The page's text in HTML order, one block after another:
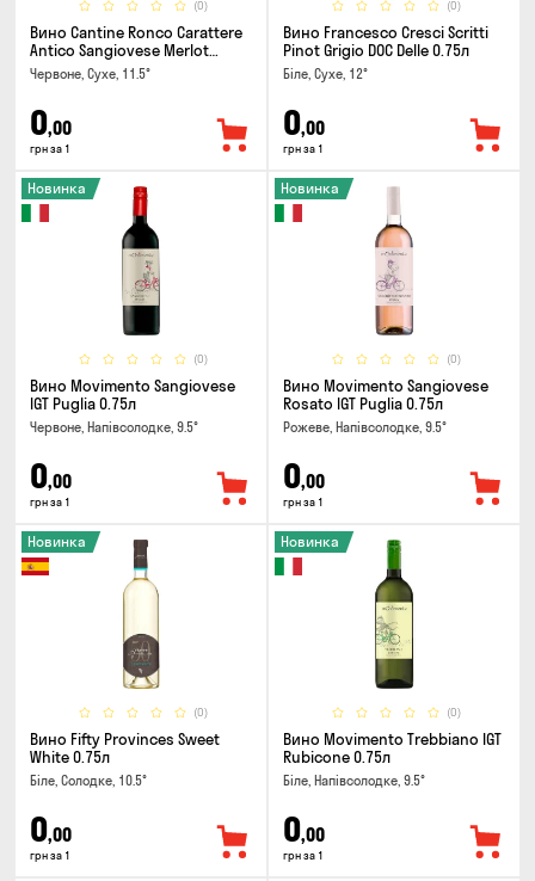
(0)
Вино Cantine Ronco Carattere
Antico Sangiovese Merlot
Rubicone IGT 0.25л
Червоне, Сухе, 11.5°
0,00
грн за 1
(0)
Вино Francesco Cresci Scritti
Pinot Grigio DOC Delle 0.75л
Біле, Сухе, 12°
0,00
грн за 1
(0)
Новинка
Вино Movimento Sangiovese
IGT Puglia 0.75л
Червоне, Напівсолодке, 9.5°
0,00
грн за 1
(0)
Новинка
Вино Movimento Sangiovese
Rosato IGT Puglia 0.75л
Рожеве, Напівсолодке, 9.5°
0,00
грн за 1
(0)
Новинка
Вино Fifty Provinces Sweet
White 0.75л
Біле, Солодке, 10.5°
0,00
грн за 1
(0)
Новинка
Вино Movimento Trebbiano IGT
Rubicone 0.75л
Біле, Напівсолодке, 9.5°
0,00
грн за 1